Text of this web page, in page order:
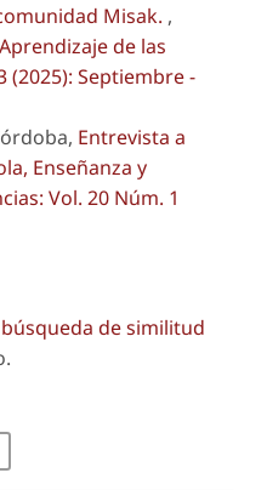
Misak. ,
de las
(2025): Septiembre -
Entrevista a
Enseñanza y
Vol. 20 Núm. 1
de similitud